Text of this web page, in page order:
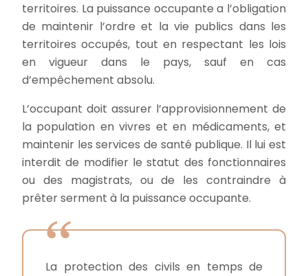
territoires. La puissance occupante a l’obligation
de maintenir l’ordre et la vie publics dans les
territoires occupés, tout en respectant les lois
en vigueur dans le pays, sauf en cas
d’empêchement absolu.
L’occupant doit assurer l’approvisionnement de
la population en vivres et en médicaments, et
maintenir les services de santé publique. Il lui est
interdit de modifier le statut des fonctionnaires
ou des magistrats, ou de les contraindre à
prêter serment à la puissance occupante.
La protection des civils en temps de